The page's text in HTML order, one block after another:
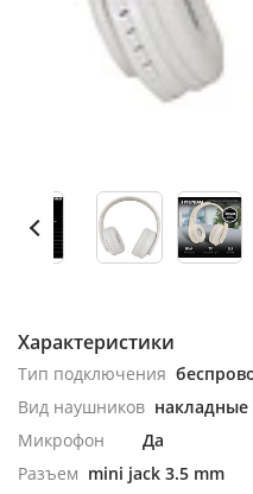
Характеристики
Тип подключения
Вид наушников накладные
Микрофон
Да
Разъем mini jack 3.5 mm